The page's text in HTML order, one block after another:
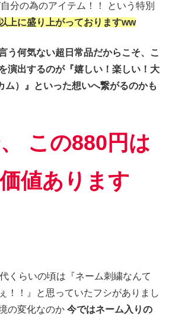
分の為のアイテム！！ という特別
上に盛り上がっておりますww
う何気ない超日常品だからこそ、こ
演出するのが『嬉しい！楽しい！大
ム）』といった想いへ繋がるのかも
この880円は
値あります
くらいの頃は『ネーム刺繍なんて
！！』と思っていたフシがありまし
の変化なのか 今ではネーム入りの